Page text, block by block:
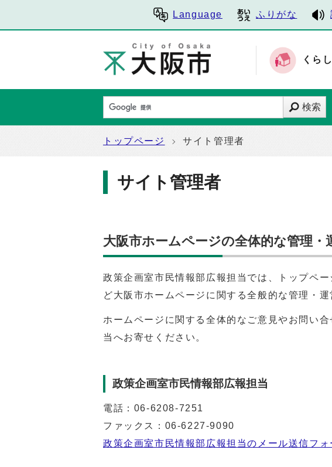
Language ふりがな
くらし
検索
トップページ サイト管理者
サイト管理者
大阪市ホームページの全体的な管理・
政策企画室市民情報部広報担当では、トップペ
ど大阪市ホームページに関する全般的な管理・運
ホームページに関する全体的なご意見やお問い
当へお寄せください。
政策企画室市民情報部広報担当
電話： 06-6208-7251
ファックス：06-6227-9090
政策企画室市民情報部広報担当のメール送信フォ